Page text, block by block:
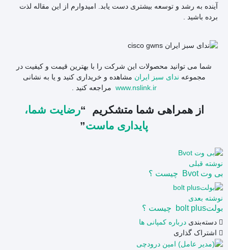
آینده به رشد و توسعه بیشتری دست یابد. امیدوارم از این مقاله لذت
برده باشید .
شما می توانید محصولات این شرکت را با بهترین قیمت و کیفیت در
مجموعه ندای سبز ایران مشاهده و خریداری کنید و یا به نشانی
www.nslink.ir مراجعه کنید .
از همراهی شما متشکریم “رضایت شما،
پایداری ماست”
نوشته قبلی
بی وت Bvot چیست ؟
نوشته بعدی
بولتbolt plus چیست ؟
دسته‌بندی درباره کمپانی ها
اشتراک گذاری